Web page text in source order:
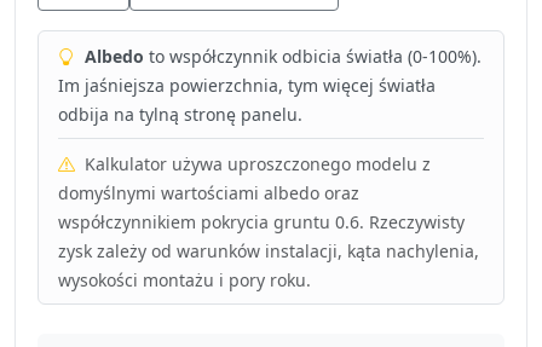
Albedo to współczynnik odbicia światła (0-100%).
Im jaśniejsza powierzchnia, tym więcej światła
odbija na tylną stronę panelu.
Kalkulator używa uproszczonego modelu z
domyślnymi wartościami albedo oraz
współczynnikiem pokrycia gruntu 0.6. Rzeczywisty
zysk zależy od warunków instalacji, kąta nachylenia,
wysokości montażu i pory roku.